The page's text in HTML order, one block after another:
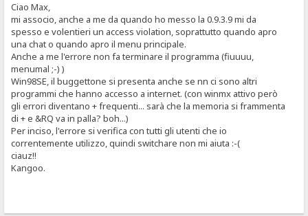
Ciao Max,
mi associo, anche a me da quando ho messo la 0.9.3.9 mi da
spesso e volentieri un access violation, soprattutto quando apro
una chat o quando apro il menu principale.
Anche a me l'errore non fa terminare il programma (fiuuuu,
menumal ;-) )
Win98SE, il buggettone si presenta anche se nn ci sono altri
programmi che hanno accesso a internet. (con winmx attivo però
gli errori diventano + frequenti... sarà che la memoria si frammenta
di + e &RQ va in palla? boh...)
Per inciso, l'errore si verifica con tutti gli utenti che io
correntemente utilizzo, quindi switchare non mi aiuta :-(
ciauz!!
Kangoo.